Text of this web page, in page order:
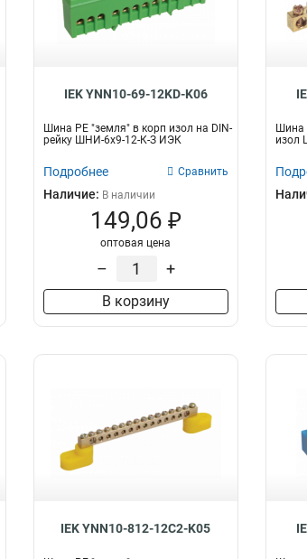
IEK YNN10-69-12KD-K06
Шина PE "земля" в корп изол на DIN-
рейку ШНИ-6х9-12-К-З ИЭК
Подробнее Сравнить
Наличие: В наличии
149,06 ₽
оптовая цена
– +
В корзину
Шина
изол
IEK YNN10-812-12C2-K05